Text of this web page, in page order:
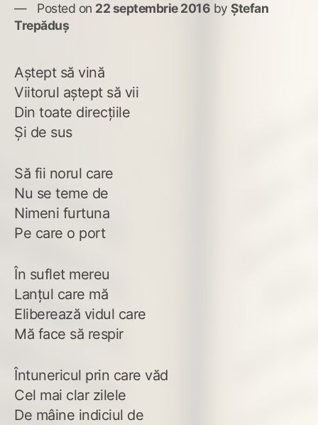
Posted on 22 septembrie 2016 by Ștefan
Trepăduș
Aștept să vină
Viitorul aștept să vii
Din toate direcțiile
Și de sus
Să fii norul care
Nu se teme de
Nimeni furtuna
Pe care o port
În suflet mereu
Lanțul care mă
Eliberează vidul care
Mă face să respir
Întunericul prin care văd
Cel mai clar zilele
De mâine indiciul de